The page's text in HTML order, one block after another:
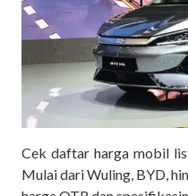
Cek daftar harga mobil
Mulai dari Wuling, BYD,